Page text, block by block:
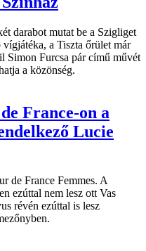
darabot mutat be a Szigliget
a Tiszta őrület már
Simon Furcsa pár című művét
a közönség.
France-on a
Lucie
de France Femmes. A
ezúttal nem lesz ott Vas
révén ezúttal is lesz